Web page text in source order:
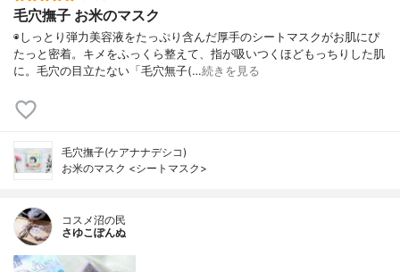
毛穴撫子 お米のマスク
◉しっとり弾力美容液をたっぷり含んだ厚手のシートマスクがお肌にぴ
たっと密着。キメをふっくら整えて、指が吸いつくほどもっちりした肌
に。毛穴の目立たない「毛穴無子(…続きを見る
毛穴撫子(ケアナナデシコ)
お米のマスク <シートマスク>
コスメ沼の民
さゆこぽんぬ